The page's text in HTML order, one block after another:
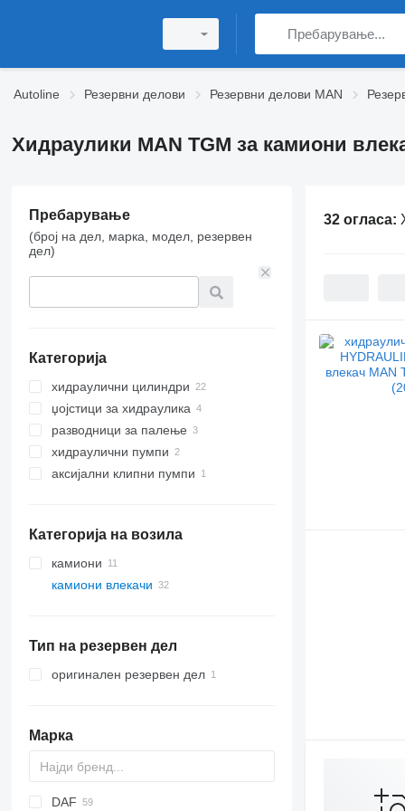
Autoline Резервни делови Резервни делови MAN
Хидраулики MAN TGM за камиони
Пребарување
(број на дел, марка, модел, резервен
дел)
Категорија
хидраулични цилиндри
џојстици за хидраулика
разводници за палење
хидраулични пумпи
аксијални клипни пумпи
Категорија на возила
камиони
камиони влекачи
Тип на резервен дел
оригинален резервен дел
Марка
DAF
32 огласа: